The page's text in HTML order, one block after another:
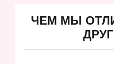
ЧЕМ МЫ